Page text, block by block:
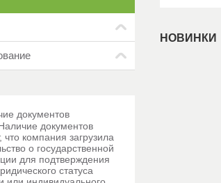
НОВИНКИ
документов
документов
что компания загрузила
о государственной
для подтверждения
статуса